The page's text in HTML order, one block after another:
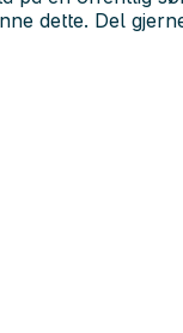
dette. Del